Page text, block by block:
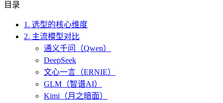
目录
1. 选型的核心维度
2. 主流模型对比
通义千问（Qwen）
DeepSeek
文心一言（ERNIE）
GLM（智谱AI）
Kimi（月之暗面）